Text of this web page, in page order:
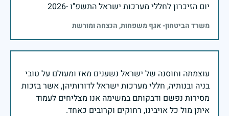
יום הזיכרון לחללי מערכות ישראל התשפ"ו -2026
משרד הביטחון- אגף משפחות, הנצחה ומורשת
עוצמתה וחוסנה של ישראל נשענים מאז ומעולם על טובי
בניה ובנותיה, חללי מערכות ישראל לדורותיהן, אשר בזכות
מסירות נפשם ודבקותם במשימה אנו מצליחים לעמוד